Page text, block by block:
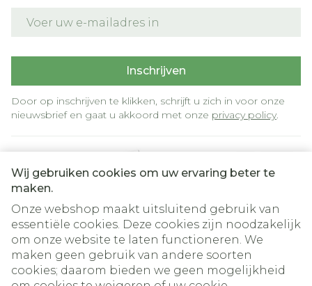
Wij gebruiken cookies om uw ervaring beter te
maken.
Onze webshop maakt uitsluitend gebruik van
essentiële cookies. Deze cookies zijn noodzakelijk
om onze website te laten functioneren. We
maken geen gebruik van andere soorten
cookies; daarom bieden we geen mogelijkheid
Inschrijven
Door op inschrijven te klikken, schrijft u zich in voor onze
nieuwsbrief en gaat u akkoord met onze privacy policy.
Juridische links